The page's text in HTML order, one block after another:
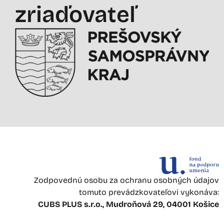
zriaďovateľ
Zodpovednú osobu za ochranu osobných údajov
tomuto prevádzkovateľovi vykonáva:
CUBS PLUS s.r.o., Mudroňová 29, 04001 Košice